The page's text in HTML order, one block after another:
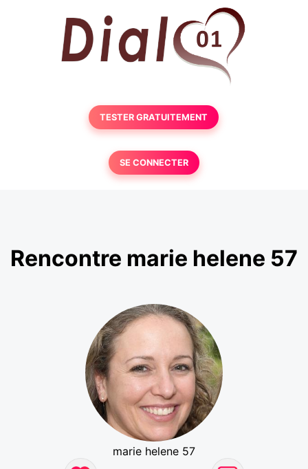
TESTER GRATUITEMENT
SE CONNECTER
Rencontre marie helene 57
marie helene 57